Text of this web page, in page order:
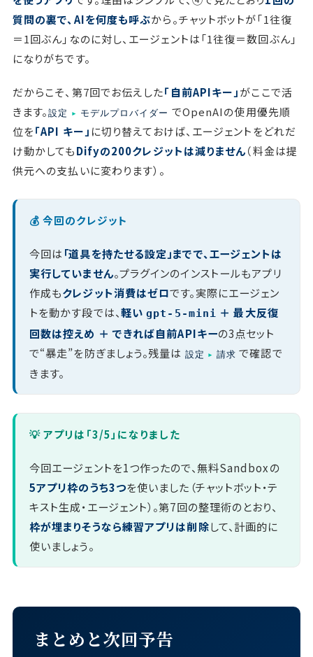
質問の裏で、AIを何度も呼ぶから。チャットボットが「1往復
＝1回ぶん」なのに対し、エージェントは「1往復＝数回ぶん」
になりがちです。
だからこそ、第7回でお伝えした「自前APIキー」がここで活
きます。設定 ▸ モデルプロバイダー でOpenAIの使用優先順
位を「API キー」 に切り替えておけば、エージェントをどれだ
け動かしてもDifyの200クレジットは減りません（料金は提
供元への支払いに変わります）。
💰 今回のクレジット
今回は 「道具を持たせる設定」までで、エージェントは
実行していません。プラグインのインストールもアプリ
作成もクレジット消費はゼロです。実際にエージェン
トを動かす段では、軽いgpt-5-mini ＋ 最大反復
回数は控えめ ＋ できれば自前APIキーの3点セット
で“暴走”を防ぎましょう。残量は 設定 ▸ 請求 で確認で
きます。
💡 アプリは「3/5」になりました
今回エージェントを1つ作ったので、無料Sandboxの
5アプリ枠のうち3つを使いました（チャットボット・テ
キスト生成・エージェント）。第7回の整理術のとおり、
枠が埋まりそうなら練習アプリは削除して、計画的に
使いましょう。
まとめと次回予告